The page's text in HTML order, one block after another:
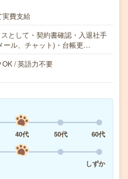
実費支給
として・契約書確認・入退社手
ール、チャット)・台帳更…
/ 英語力不要
40代 50代
60代
しずか